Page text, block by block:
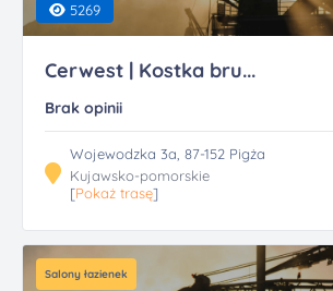
5269
Cerwest | Kostka bru...
Brak opinii
Wojewodzka 3a, 87-152 Pigża
Kujawsko-pomorskie
[Pokaż trasę]
Salony łazienek